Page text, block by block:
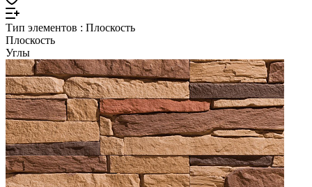
Тип элементов : Плоскость
Плоскость
Углы